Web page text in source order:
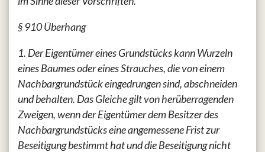
§ 910 Überhang
1. Der Eigentümer eines Grundstücks kann Wurzeln
eines Baumes oder eines Strauches, die von einem
Nachbargrundstück eingedrungen sind, abschneiden
und behalten. Das Gleiche gilt von herüberragenden
Zweigen, wenn der Eigentümer dem Besitzer des
Nachbargrundstücks eine angemessene Frist zur
Beseitigung bestimmt hat und die Beseitigung nicht